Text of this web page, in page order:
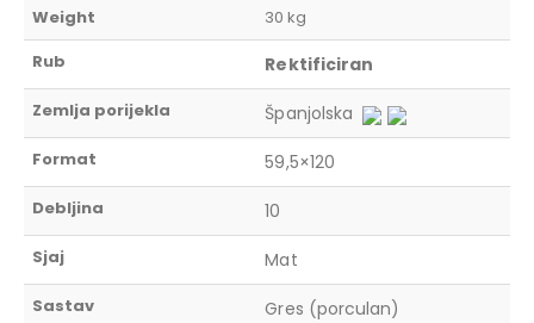
Weight
30 kg
Rub
Rektificiran
Zemlja porijekla Španjolska
Format 59,5×120
Debljina 10
Sjaj Mat
Sastav Gres (porculan)